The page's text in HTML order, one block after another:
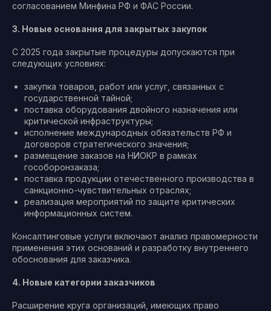
согласованием Минфина РФ и ФАС России.
3. Новые основания для закрытых закупок
С 2025 года закрытые процедуры допускаются при
следующих условиях:
закупка товаров, работ или услуг, связанных с
государственной тайной;
поставка оборудования двойного назначения или
критической инфраструктуры;
исполнение международных обязательств РФ и
договоров стратегического значения;
размещение заказов на НИОКР в рамках
гособоронзаказа;
поставка продукции отечественного производства в
санкционно-чувствительных отраслях;
реализация мероприятий по защите критических
информационных систем.
Консалтинговые услуги включают анализ правомерности
применения этих оснований и разработку внутреннего
обоснования для заказчика.
4. Новые категории заказчиков
Расширение круга организаций, имеющих право